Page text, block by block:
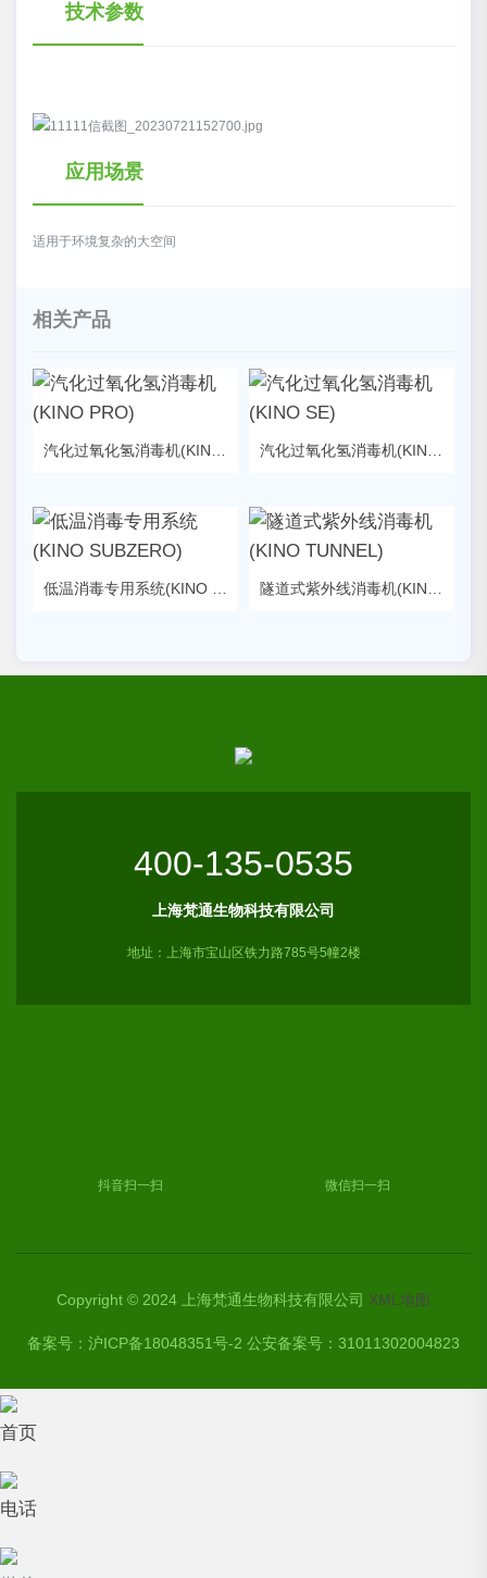
技术参数
应用场景
适用于环境复杂的大空间
相关产品
400-135-0535
上海梵通生物科技有限公司
地址：上海市宝山区铁力路785号5幢2楼
微信扫一扫
抖音扫一扫
Copyright © 2024 上海梵通生物科技有限公司 XML地图
备案号： 沪ICP备18048351号-2 公安备案号：31011302004823
首页
电话